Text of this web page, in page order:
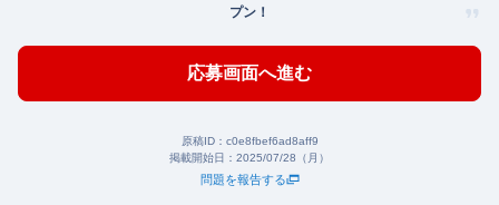
プン！
応募画面へ進む
原稿ID： c0e8fbef6ad8aff9
掲載開始日： 2025/07/28（月）
問題を報告する